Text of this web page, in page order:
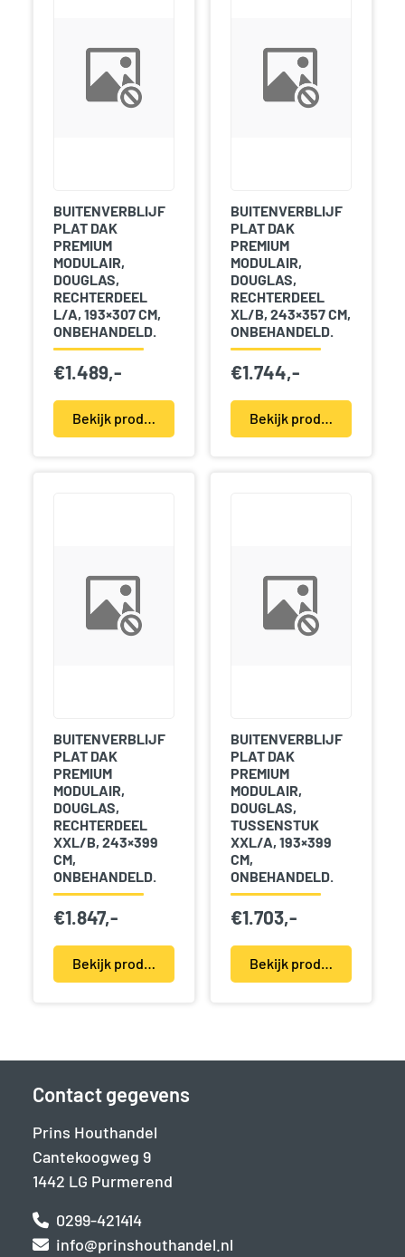
BUITENVERBLIJF
PLAT DAK
PREMIUM
MODULAIR,
DOUGLAS,
RECHTERDEEL
L/A, 193×307 CM,
ONBEHANDELD.
€1.489,-
Bekijk product(en)
BUITENVERBLIJF
PLAT DAK
PREMIUM
MODULAIR,
DOUGLAS,
RECHTERDEEL
XL/B, 243×357 CM,
ONBEHANDELD.
€1.744,-
Bekijk product(en)
BUITENVERBLIJF
PLAT DAK
PREMIUM
MODULAIR,
DOUGLAS,
RECHTERDEEL
XXL/B, 243×399
CM,
ONBEHANDELD.
€1.847,-
Bekijk product(en)
BUITENVERBLIJF
PLAT DAK
PREMIUM
MODULAIR,
DOUGLAS,
TUSSENSTUK
XXL/A, 193×399
CM,
ONBEHANDELD.
€1.703,-
Bekijk product(en)
Contact gegevens
Prins Houthandel
Cantekoogweg 9
1442 LG Purmerend
0299-421414
info@prinshouthandel.nl